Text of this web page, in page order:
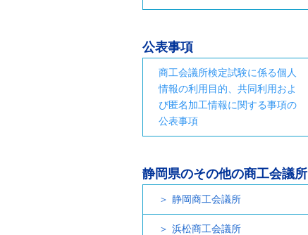
公表事項
商工会議所検定試験に係る個人
情報の利用目的、共同利用およ
び匿名加工情報に関する事項の
公表事項
静岡県のその他の商工会議所
静岡商工会議所
浜松商工会議所